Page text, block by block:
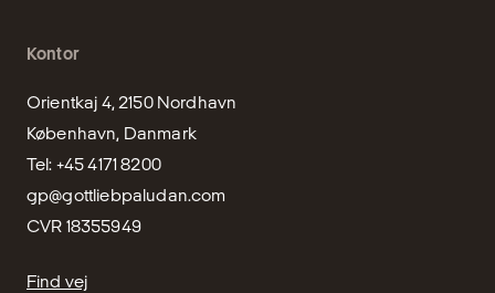
Kontor
Orientkaj 4, 2150 Nordhavn
København, Danmark
Tel: +45 4171 8200
gp@gottliebpaludan.com
CVR 18355949
Find vej